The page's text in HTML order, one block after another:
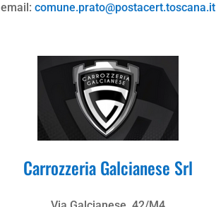
email: comune.prato@postacert.toscana.it
Carrozzeria Galcianese Srl